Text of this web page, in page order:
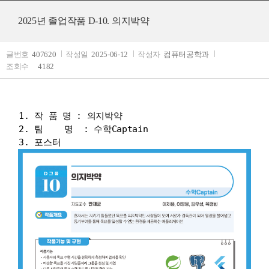
2025년 졸업작품 D-10. 의지박약
글번호 407620 작성일 2025-06-12 작성자 컴퓨터공학과
조회수
4182
1. 작 품 명 : 의지박약
2. 팀
명
: 수학Captain
3. 포스터